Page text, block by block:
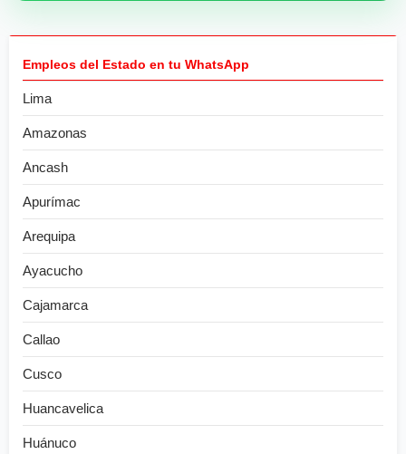
Empleos del Estado en tu WhatsApp
Lima
Amazonas
Ancash
Apurímac
Arequipa
Ayacucho
Cajamarca
Callao
Cusco
Huancavelica
Huánuco